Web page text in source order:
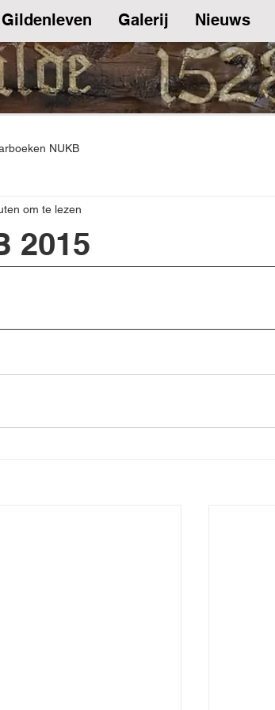
Gildenleven Galerij Nieuws
NUKB
2015
om te lezen